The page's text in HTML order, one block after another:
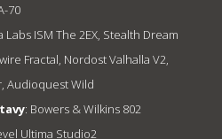
70
Labs ISM The 2EX, Stealth Dream
Fractal, Nordost Valhalla V2,
Audioquest Wild
: Bowers & Wilkins 802
Ultima Studio2